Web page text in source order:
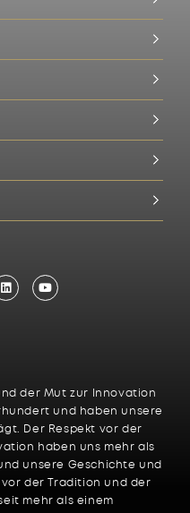
der Mut zur Innovation
und haben unsere
Der Respekt vor der
haben uns mehr als
unsere Geschichte und
der Tradition und der
mehr als einem